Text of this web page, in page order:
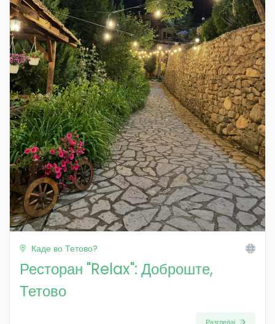
Каде во Тетово?
Ресторан "Relax": Доброште,
Тетово
Разгледај